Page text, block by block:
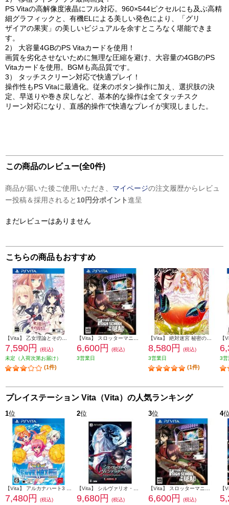
PS Vitaの高解像度液晶にフル対応。960×544ピクセルにも及ぶ高精
細グラフィックと、有機ELによる美しい発色により、「グリ
ザイアの果実」の美しいビジュアルを余すところなく堪能できま
す。
2） 大容量4GBのPS Vitaカードを使用！
画質を劣化させないために無理な圧縮を避け、大容量の4GBのPS
Vitaカードを使用。BGMも高品質です。
3） タッチスクリーン対応で快適プレイ！
操作性もPS Vitaに最適化。従来のボタン操作に加え、選択肢の決
定、早送りや巻き戻しなど、基本的な操作は全てタッチスク
リーン対応になり、直感的操作で快適なプレイが実現しました。
この商品のレビュー(全0件)
商品が届いた後ご使用いただき、 マイページの注文履歴からレビュ
ー投稿＆採用されると 10円分ポイント進呈
まだレビューはありません
こちらの商品もおすすめ
7,590円
(税込)
未定（入荷次第お届け）
(1件)
6,600円
(税込)
3営業日
8,580円
(税込)
3営業日
(1件)
3営
プレイステーション Vita（Vita）の人気ランキング
1位
7,480円
(税込)
2位
9,680円
(税込)
3位
6,600円
(税込)
4